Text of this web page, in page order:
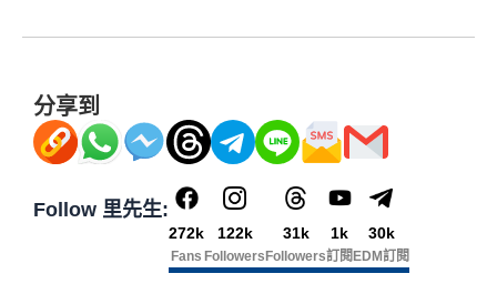
分享到
Follow 里先生:
272k
Fans
122k
Followers
31k
Followers
1k
訂閱
30k
EDM訂閱